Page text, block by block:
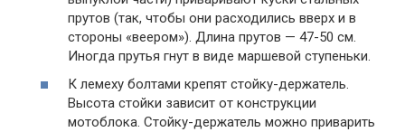
прутов (так, чтобы они расходились вверх и в
стороны «веером»). Длина прутов — 47-50 см.
Иногда прутья гнут в виде маршевой ступеньки.
К лемеху болтами крепят стойку-держатель.
Высота стойки зависит от конструкции
мотоблока. Стойку-держатель можно приварить